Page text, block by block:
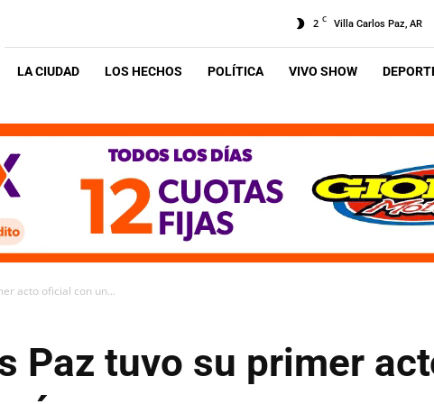
2 C Villa Carlos Paz, AR
LA CIUDAD LOS HECHOS POLÍTICA VIVO SHOW
acto oficial con un...
Paz tuvo su primer